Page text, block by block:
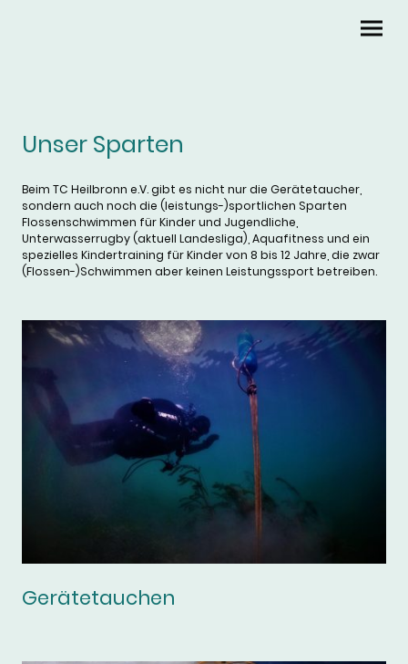
Unser Sparten
Beim TC Heilbronn e.V. gibt es nicht nur die Gerätetaucher,
sondern auch noch die (leistungs-)sportlichen Sparten
Flossenschwimmen für Kinder und Jugendliche,
Unterwasserrugby (aktuell Landesliga), Aquafitness und ein
spezielles Kindertraining für Kinder von 8 bis 12 Jahre, die zwar
(Flossen-)Schwimmen aber keinen Leistungssport betreiben.
Gerätetauchen